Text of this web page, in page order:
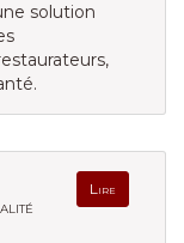
solution
Lire